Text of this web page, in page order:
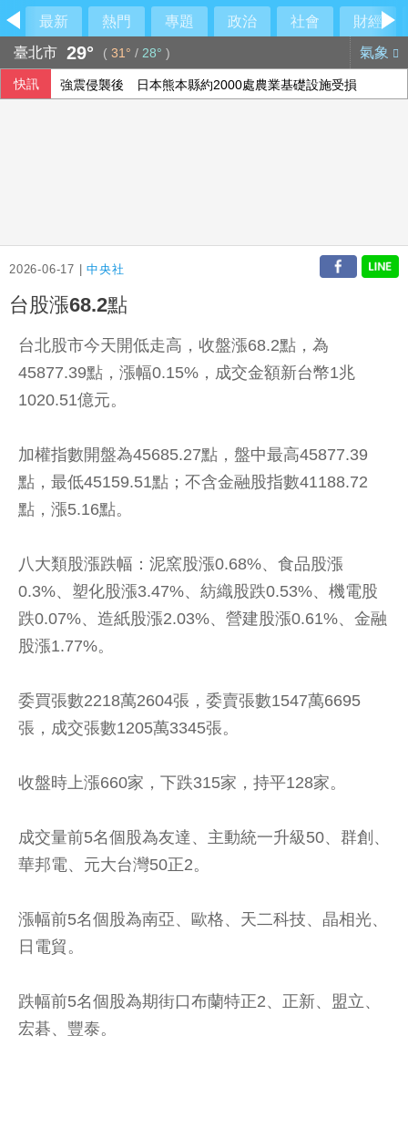
最新 熱門 專題 政治 社會
財經
臺北市 29° ( 31° / 28° ) 氣象
快訊 強震侵襲後 日本熊本縣約2000處農業基礎設施受損
2026-06-17 |中央社
台股漲68.2點
台北股市今天開低走高，收盤漲68.2點，為
45877.39點，漲幅0.15%，成交金額新台幣1兆
1020.51億元。
加權指數開盤為45685.27點，盤中最高45877.39
點，最低45159.51點；不含金融股指數41188.72
點，漲5.16點。
八大類股漲跌幅：泥窯股漲0.68%、食品股漲
0.3%、塑化股漲3.47%、紡織股跌0.53%、機電股
跌0.07%、造紙股漲2.03%、營建股漲0.61%、金融
股漲1.77%。
委買張數2218萬2604張，委賣張數1547萬6695
張，成交張數1205萬3345張。
收盤時上漲660家，下跌315家，持平128家。
成交量前5名個股為友達、主動統一升級50、群創、
華邦電、元大台灣50正2。
漲幅前5名個股為南亞、歐格、天二科技、晶相光、
日電貿。
跌幅前5名個股為期街口布蘭特正2、正新、盟立、
宏碁、豐泰。